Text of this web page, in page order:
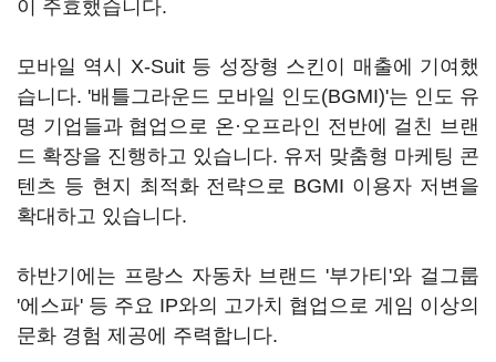
이 주효했습니다.
모바일 역시 X-Suit 등 성장형 스킨이 매출에 기여했
습니다. '배틀그라운드 모바일 인도(BGMI)'는 인도 유
명 기업들과 협업으로 온·오프라인 전반에 걸친 브랜
드 확장을 진행하고 있습니다. 유저 맞춤형 마케팅 콘
텐츠 등 현지 최적화 전략으로 BGMI 이용자 저변을
확대하고 있습니다.
하반기에는 프랑스 자동차 브랜드 '부가티'와 걸그룹
'에스파' 등 주요 IP와의 고가치 협업으로 게임 이상의
문화 경험 제공에 주력합니다.